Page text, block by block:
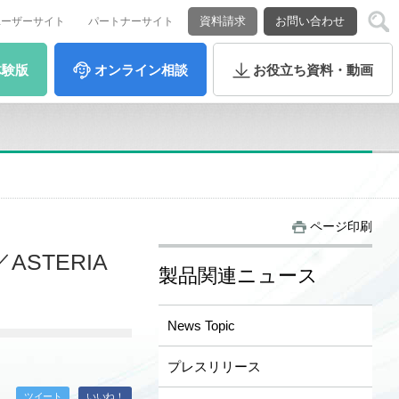
ザーサイト パートナーサイト 資料請求 お問い合わせ
版 オンライン相談 お役立ち資料・動画
ASTERIA
ツイート いいね！
ページ印刷
製品関連ニュース
News Topic
プレスリリース